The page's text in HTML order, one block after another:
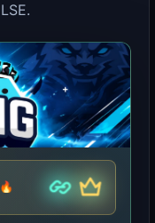
PartnerPrämie